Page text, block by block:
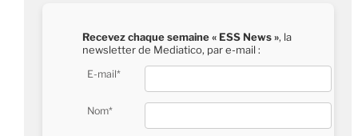
Recevez chaque semaine « ESS News », la
newsletter de Mediatico, par e-mail :
E-mail*
Nom*